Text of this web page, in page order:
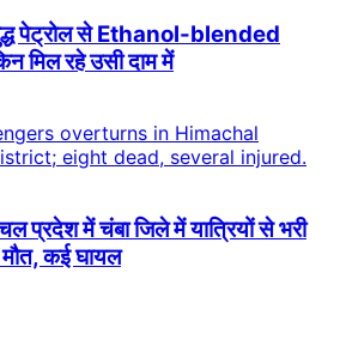
शुद्ध पेट्रोल से Ethanol-blended
मिल रहे उसी दाम में
प्रदेश में चंबा जिले में यात्रियों से भरी
कई घायल